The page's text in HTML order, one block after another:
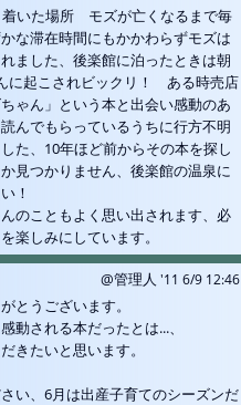
着いた場所 モズが亡くなるまで毎
な滞在時間にもかかわらずモズは
ました、後楽館に泊ったときは朝
に起こされビックリ！ ある時売店
ゃん」という本と出会い感動のあ
んでもらっているうちに行方不明
た、10年ほど前からその本を探し
見つかりません、後楽館の温泉に
！
のこともよく思い出されます、必
楽しみにしています。
@管理人 '11 6/9 12:46
とうございます。
動される本だったとは...、
きたいと思います。
い、6月は出産子育てのシーズンだ